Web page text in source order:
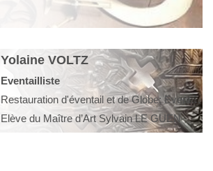
Yolaine VOLTZ
Eventailliste
Restauration d'éventail et de Globe; Eventails et globes
Elève du Maître d’Art Sylvain LE GUEN